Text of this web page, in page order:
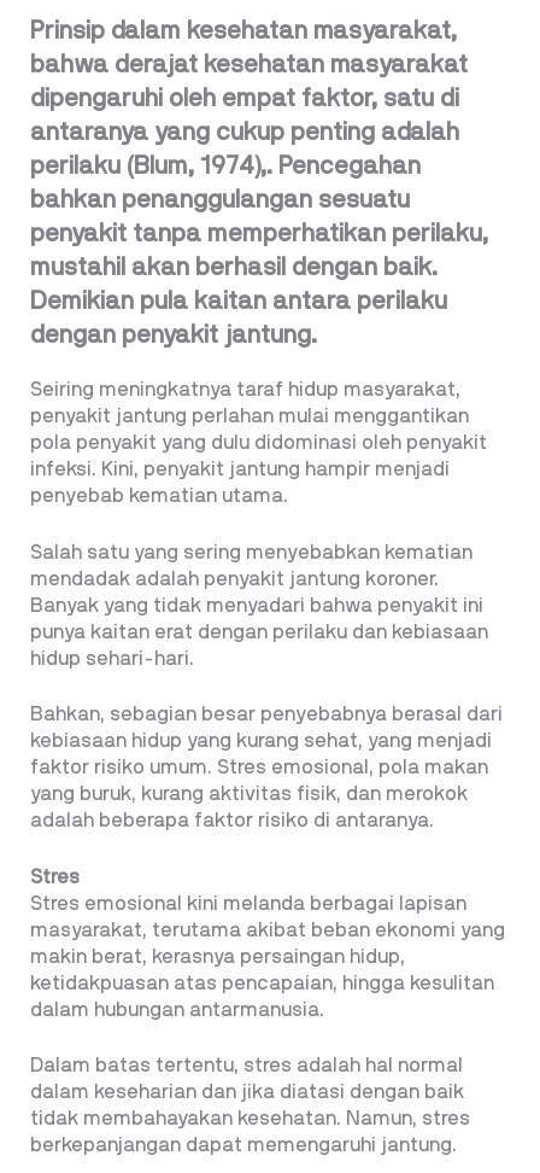
Prinsip dalam kesehatan masyarakat,
bahwa derajat kesehatan masyarakat
dipengaruhi oleh empat faktor, satu di
antaranya yang cukup penting adalah
perilaku (Blum, 1974),. Pencegahan
bahkan penanggulangan sesuatu
penyakit tanpa memperhatikan perilaku,
mustahil akan berhasil dengan baik.
Demikian pula kaitan antara perilaku
dengan penyakit jantung.
Seiring meningkatnya taraf hidup masyarakat,
penyakit jantung perlahan mulai menggantikan
pola penyakit yang dulu didominasi oleh penyakit
infeksi. Kini, penyakit jantung hampir menjadi
penyebab kematian utama.
Salah satu yang sering menyebabkan kematian
mendadak adalah penyakit jantung koroner.
Banyak yang tidak menyadari bahwa penyakit ini
punya kaitan erat dengan perilaku dan kebiasaan
hidup sehari-hari.
Bahkan, sebagian besar penyebabnya berasal dari
kebiasaan hidup yang kurang sehat, yang menjadi
faktor risiko umum. Stres emosional, pola makan
yang buruk, kurang aktivitas fisik, dan merokok
adalah beberapa faktor risiko di antaranya.
Stres
Stres emosional kini melanda berbagai lapisan
masyarakat, terutama akibat beban ekonomi yang
makin berat, kerasnya persaingan hidup,
ketidakpuasan atas pencapaian, hingga kesulitan
dalam hubungan antarmanusia.
Dalam batas tertentu, stres adalah hal normal
dalam keseharian dan jika diatasi dengan baik
tidak membahayakan kesehatan. Namun, stres
berkepanjangan dapat memengaruhi jantung.